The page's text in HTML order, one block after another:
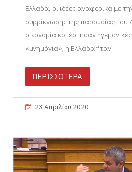
Ελλάδα, οι ιδέες αναφορικά με
συρρίκνωσης της παρουσίας του
οικονομία κατέστησαν
«μνημόνια», η Ελλάδα ήταν
ΠΕΡΙΣΣΟΤΕΡΑ
23 Απριλίου 2020